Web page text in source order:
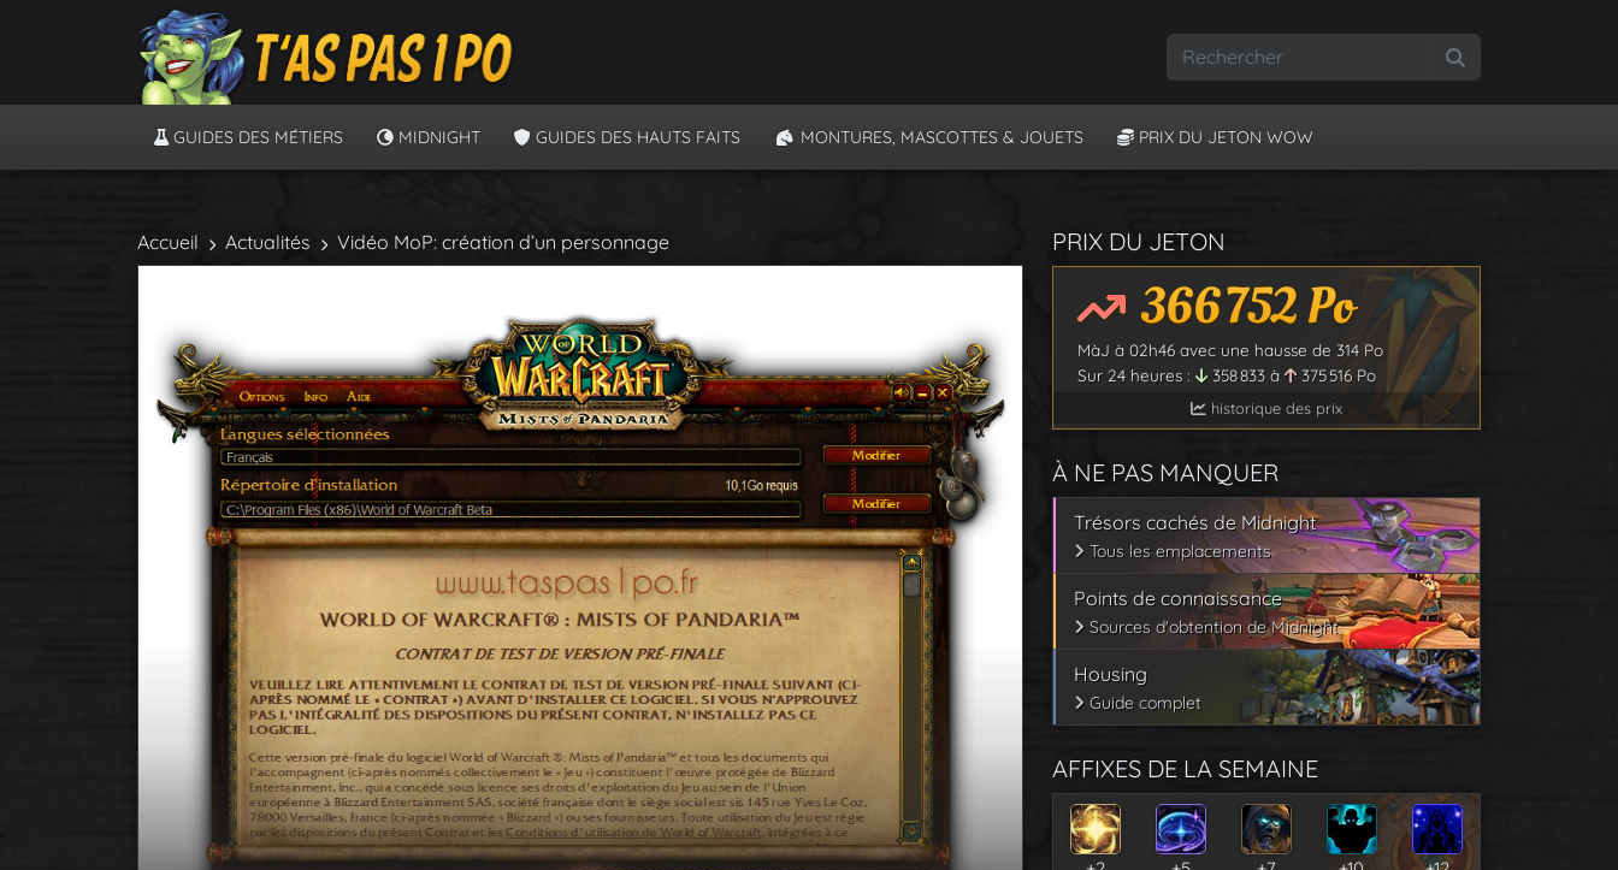
GUIDES DES MÉTIERS MIDNIGHT GUIDES DES HAUTS FAITS MONTURES, MASCOTTES & JOUETS PRIX DU JETON WOW
Accueil Actualités Vidéo MoP: création d’un personnage PRIX DU JETON
366 752Po
MàJ à 02h46 avec une hausse de 314 Po
Sur 24 heures :
358 833 à 375 516 Po
historique des prix
À NE PAS MANQUER
Trésors cachés de Midnight
Tous les emplacements
Points de connaissance
Sources d'obtention de Midnight
Housing
Guide complet
AFFIXES DE LA SEMAINE